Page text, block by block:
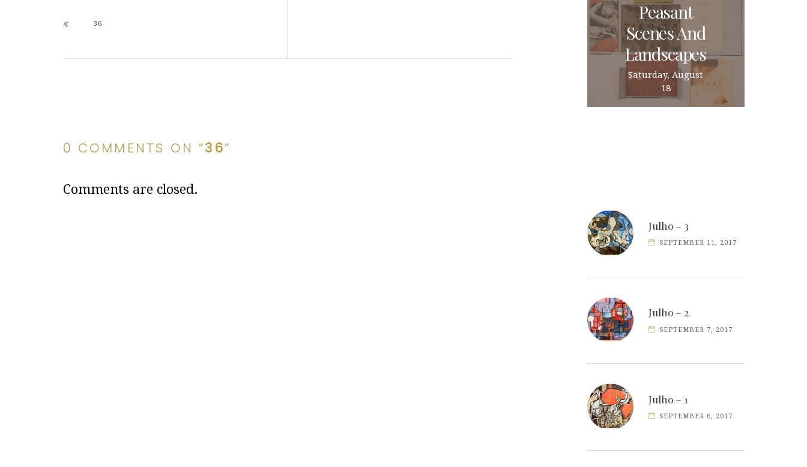
36
0 COMMENTS ON “36”
Comments are closed.
Peasant
Scenes And
Landscapes
Saturday, August
18
Julho – 3
SEPTEMBER 11, 2017
Julho – 2
SEPTEMBER 7, 2017
Julho – 1
SEPTEMBER 6, 2017